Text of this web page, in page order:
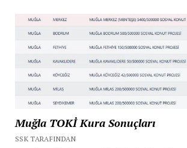
Muğla TOKİ Kura Sonuçları
SSK TARAFINDAN